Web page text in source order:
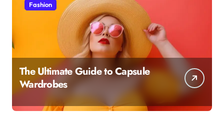
Fashion
The Ultimate Guide to Capsule
Wardrobes